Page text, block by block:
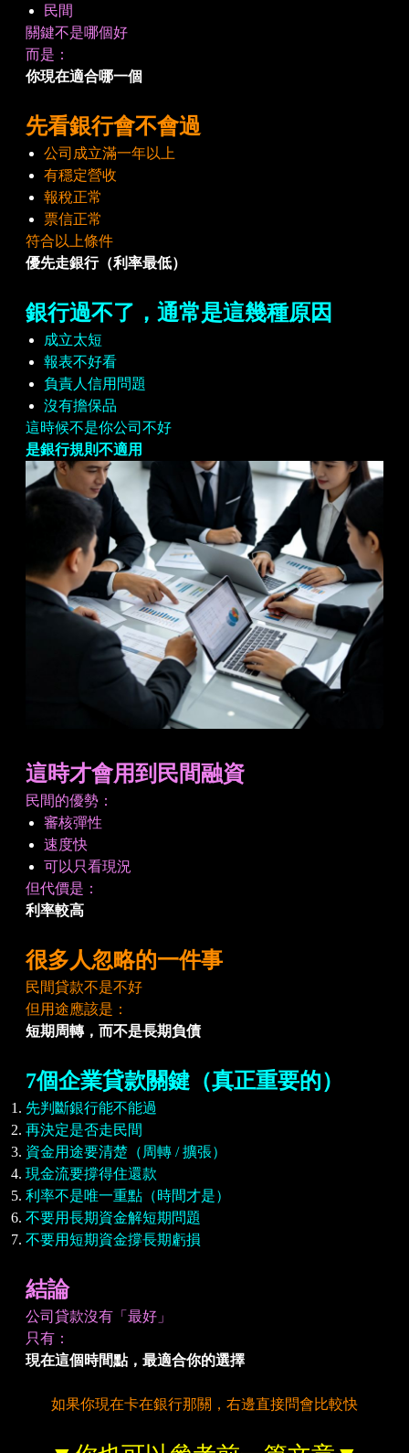
民間
關鍵不是哪個好
而是：
你現在適合哪一個
先看銀行會不會過
公司成立滿一年以上
有穩定營收
報稅正常
票信正常
符合以上條件
優先走銀行（利率最低）
銀行過不了，通常是這幾種原因
成立太短
報表不好看
負責人信用問題
沒有擔保品
這時候不是你公司不好
是銀行規則不適用
這時才會用到民間融資
民間的優勢：
審核彈性
速度快
可以只看現況
但代價是：
利率較高
很多人忽略的一件事
民間貸款不是不好
但用途應該是：
短期周轉，而不是長期負債
7個企業貸款關鍵（真正重要的）
先判斷銀行能不能過
再決定是否走民間
資金用途要清楚（周轉 / 擴張）
現金流要撐得住還款
利率不是唯一重點（時間才是）
不要用長期資金解短期問題
不要用短期資金撐長期虧損
結論
公司貸款沒有「最好」
只有：
現在這個時間點，最適合你的選擇
如果你現在卡在銀行那關，右邊直接問會比較快